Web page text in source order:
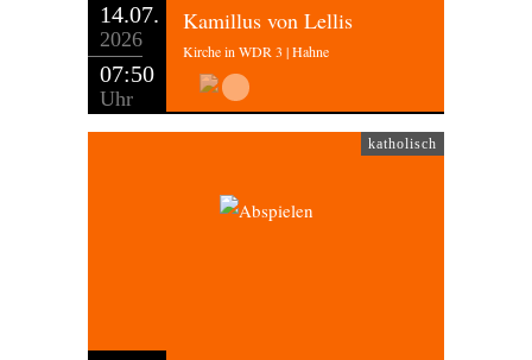
14.07.
2026
07:50
Uhr
Kamillus von Lellis
Kirche in WDR 3 | Hahne
katholisch